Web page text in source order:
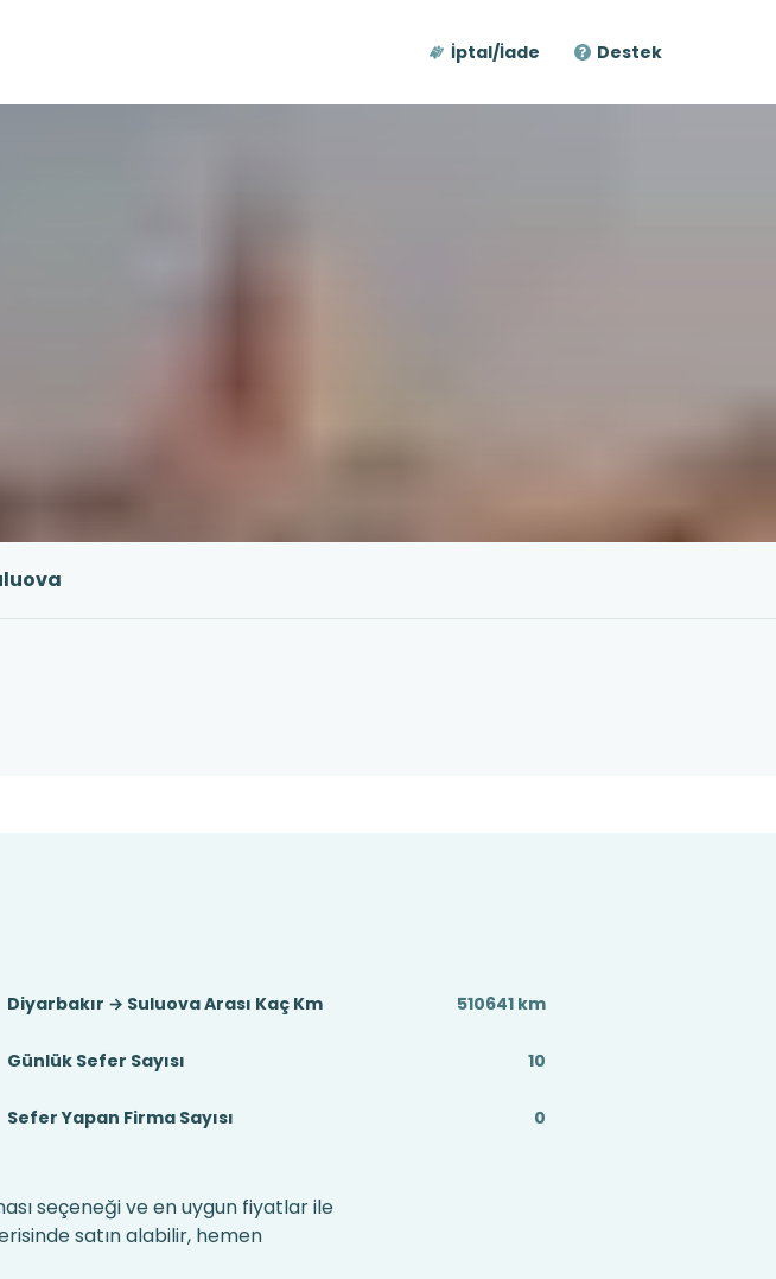
İptal/İade Destek
Diyarbakır → Suluova Arası Kaç Km 510641 km
Günlük Sefer Sayısı 10
Sefer Yapan Firma Sayısı 0
seçeneği ve en uygun fiyatlar ile
satın alabilir, hemen